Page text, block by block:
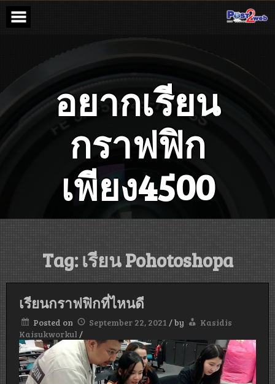
Skip
content
อยากเรียน
กราฟฟิก
เพียง4500
Tag:เรียน Pohotoshopa
เรียนกราฟฟิกที่ไหนดี
Posted on September 22, 2021 /by
Kasidis
Kaisukworkul /